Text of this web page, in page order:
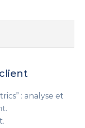
: analyse et